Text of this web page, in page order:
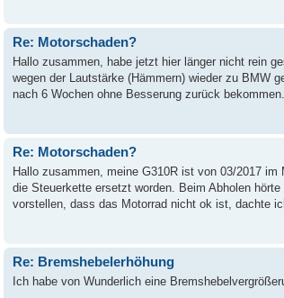
Re: Motorschaden?
Hallo zusammen, habe jetzt hier länger nicht rein
wegen der Lautstärke (Hämmern) wieder zu BMW
nach 6 Wochen ohne Besserung zurück
Re: Motorschaden?
Hallo zusammen, meine G310R ist von 03/2017
die Steuerkette ersetzt worden. Beim Abholen
vorstellen, dass das Motorrad nicht ok ist, dachte
Re: Bremshebelerhöhung
Ich habe von Wunderlich eine